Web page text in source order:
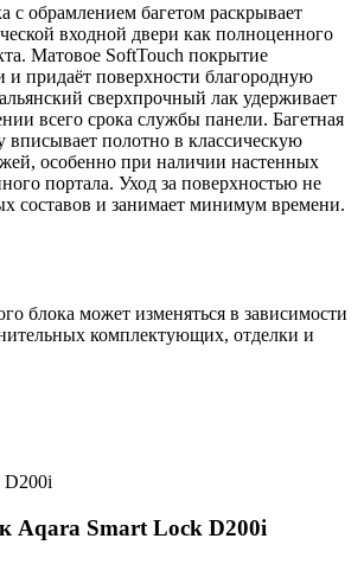
с обрамлением багетом раскрывает
входной двери как полноценного
Матовое SoftTouch покрытие
и придаёт поверхности благородную
сверхпрочный лак удерживает
всего срока службы панели. Багетная
вписывает полотно в классическую
особенно при наличии настенных
портала. Уход за поверхностью не
составов и занимает минимум времени.
блока может изменяться в зависимости
комплектующих, отделки и
Aqara Smart Lock D200i